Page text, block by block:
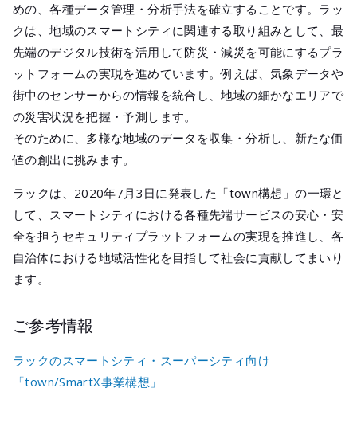
めの、各種データ管理・分析手法を確立することです。ラッ
クは、地域のスマートシティに関連する取り組みとして、最
先端のデジタル技術を活用して防災・減災を可能にするプラ
ットフォームの実現を進めています。例えば、気象データや
街中のセンサーからの情報を統合し、地域の細かなエリアで
の災害状況を把握・予測します。
そのために、多様な地域のデータを収集・分析し、新たな価
値の創出に挑みます。
ラックは、2020年7月3日に発表した「town構想」の一環と
して、スマートシティにおける各種先端サービスの安心・安
全を担うセキュリティプラットフォームの実現を推進し、各
自治体における地域活性化を目指して社会に貢献してまいり
ます。
ご参考情報
ラックのスマートシティ・スーパーシティ向け
「town/SmartX事業構想」